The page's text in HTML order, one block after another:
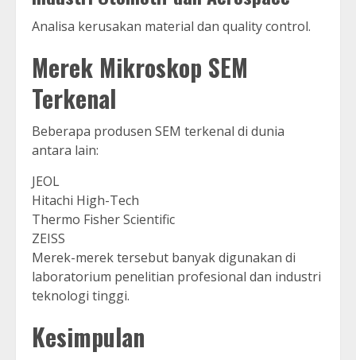
Analisa kerusakan material dan quality control.
Merek Mikroskop SEM
Terkenal
Beberapa produsen SEM terkenal di dunia
antara lain:
JEOL
Hitachi High-Tech
Thermo Fisher Scientific
ZEISS
Merek-merek tersebut banyak digunakan di
laboratorium penelitian profesional dan industri
teknologi tinggi.
Kesimpulan